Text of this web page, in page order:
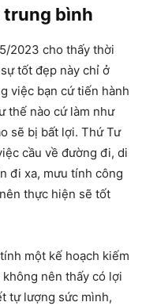
trung bình
2023 cho thấy thời
tốt đẹp này chỉ ở
việc bạn cứ tiến hành
thế nào cứ làm như
sẽ bị bất lợi. Thứ Tư
cầu về đường đi, di
đi xa, mưu tính công
thực hiện sẽ tốt
một kế hoạch kiếm
nên thấy có lợi
tự lượng sức mình,